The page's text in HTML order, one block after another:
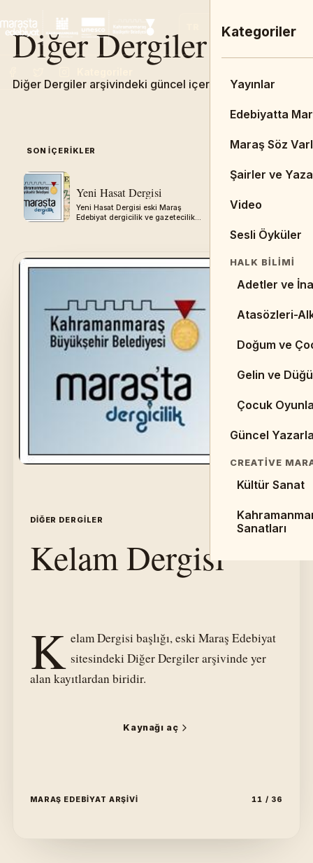
EN FR
Ana Menü
Admin
Ana Sayfa
DUYURULAR &
Kitaplar
Kaynaklar
Makaleler
EDEBIYAT
Cumhuriyet
Halk
Divan
Kategoriler
Yayınlar
Edebiyatta
Maraş Söz
Şairler ve
Video
Sesli Öyküler
HALK BILIMI
Adetler ve
Atasözleri-
Doğum ve
Gelin ve
Çocuk
Güncel
CREATIVE
Kültür Sanat
Sanatları
Diğer Dergiler
Diğer Dergiler arşivindeki güncel içerikleri keşfedin.
SON IÇERIKLER 05
Yeni Hasat Dergisi
Yeni Hasat Dergisi eski Maraş
Edebiyat dergicilik ve gazetecilik
gazetecilik
aktarılmıştır.
DIĞER DERGILER İÇERIK 11
Kelam Dergisi
K elam Dergisi başlığı, eski Maraş Edebiyat
sitesindeki Diğer Dergiler arşivinde yer
alan kayıtlardan biridir.
Kaynağı aç
MARAŞ EDEBIYAT ARŞIVI 11 / 36